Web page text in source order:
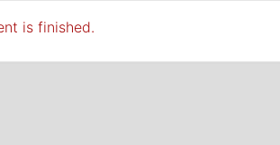
is finished.